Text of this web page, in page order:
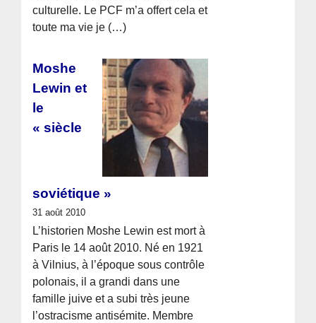
culturelle. Le PCF m’a offert cela et
toute ma vie je (…)
Moshe
Lewin et
le
« siècle
soviétique »
31 août 2010
L’historien Moshe Lewin est mort à
Paris le 14 août 2010. Né en 1921
à Vilnius, à l’époque sous contrôle
polonais, il a grandi dans une
famille juive et a subi très jeune
l’ostracisme antisémite. Membre